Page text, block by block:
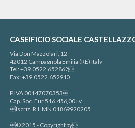
CASEIFICIO SOCIALE
Via Don Mazzolari, 12
42012 Campagnola Emilia (RE) Italy
Tel: +39.0522.652862
Fax: +39.0522.652910
P.IVA 00147070353
Cap. Soc. Eur 516.456,00 i.v.
Iscriz. R.I. MN 01869920205
© 2015 - Copyright by